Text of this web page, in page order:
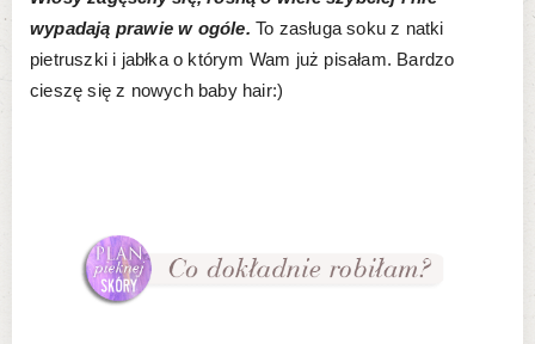
wypadają prawie w ogóle. To zasługa soku z natki
pietruszki i jabłka o którym Wam już pisałam. Bardzo
cieszę się z nowych baby hair:)